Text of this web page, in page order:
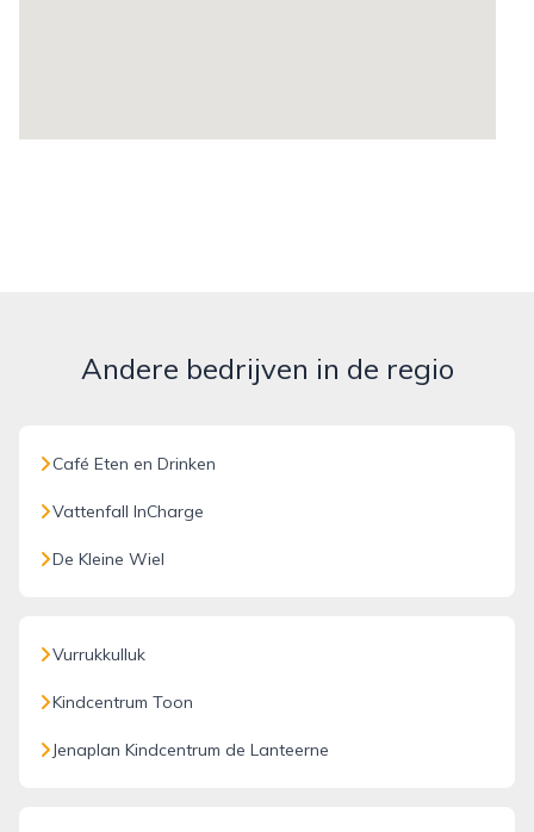
Andere bedrijven in de regio
Café Eten en Drinken
Vattenfall InCharge
De Kleine Wiel
Vurrukkulluk
Kindcentrum Toon
Jenaplan Kindcentrum de Lanteerne